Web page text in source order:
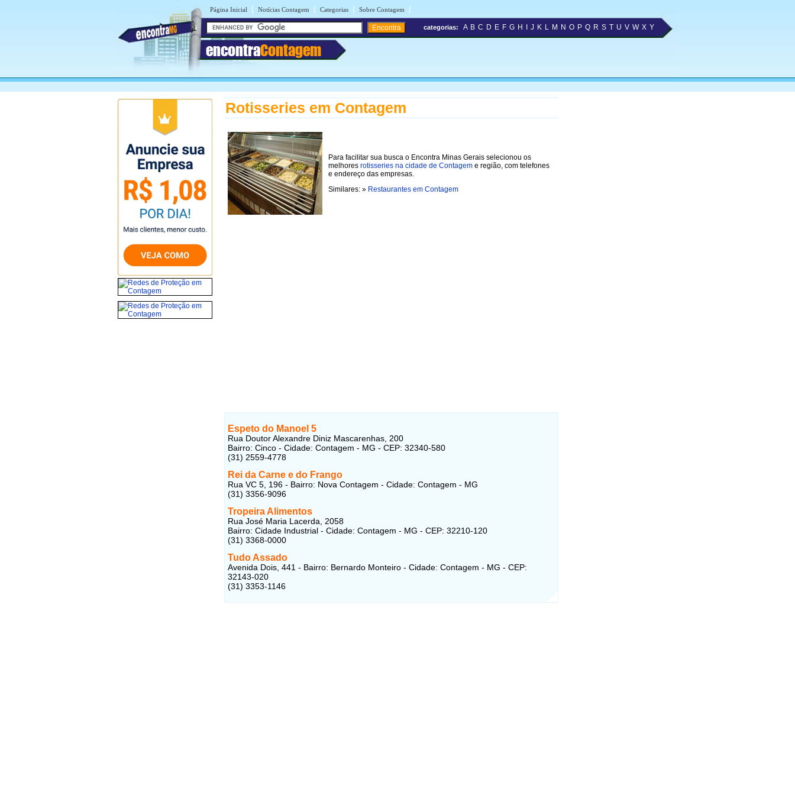
Página Inicial | Notícias Contagem | Categorias | Sobre Contagem |
encontraContagem
categorias: A B C D E F G H J K L M N O P Q R S T U V W X Y
Rotisseries em Contagem
Para facilitar sua busca o Encontra Minas Gerais selecionou os
melhores rotisseries na cidade de Contagem e região, com telefones
e endereço das empresas.
Similares: » Restaurantes em Contagem
Espeto do Manoel 5
Rua Doutor Alexandre Diniz Mascarenhas, 200
Bairro: Cinco - Cidade: Contagem - MG - CEP: 32340-580
(31) 2559-4778
Rei da Carne e do Frango
Rua VC 5, 196 - Bairro: Nova Contagem - Cidade: Contagem - MG
(31) 3356-9096
Tropeira Alimentos
Rua José Maria Lacerda, 2058
Bairro: Cidade Industrial - Cidade: Contagem - MG - CEP: 32210-120
(31) 3368-0000
Tudo Assado
Avenida Dois, 441 - Bairro: Bernardo Monteiro - Cidade: Contagem - MG - CEP:
32143-020
(31) 3353-1146